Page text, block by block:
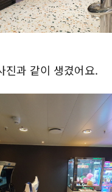
진과 같이 생겼어요.